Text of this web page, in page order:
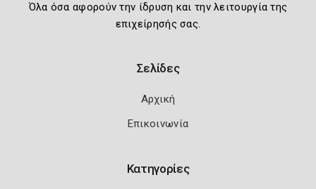
Όλα όσα αφορούν την ίδρυση και την λειτουργία της
επιχείρησής σας.
Σελίδες
Αρχική
Επικοινωνία
Κατηγορίες